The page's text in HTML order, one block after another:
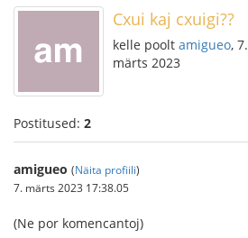
Cxui kaj cxuigi??
kelle poolt amigueo, 7.
märts 2023
Postitused: 2
amigueo (Näita profiili)
7. märts 2023 17:38.05
(Ne por komencantoj)